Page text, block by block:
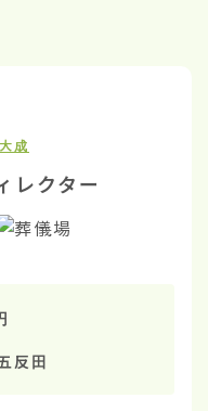
成
レクター
反田